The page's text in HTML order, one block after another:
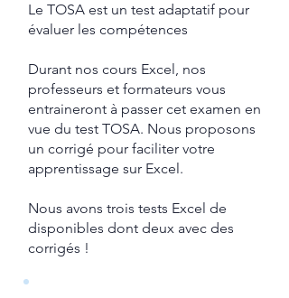
Le TOSA est un test adaptatif pour
évaluer les compétences
Durant nos cours Excel, nos
professeurs et formateurs vous
entraineront à passer cet examen en
vue du test TOSA. ​ Nous proposons
un corrigé pour faciliter votre
apprentissage sur Excel.​
Nous avons trois tests Excel de
disponibles dont deux avec des
corrigés !